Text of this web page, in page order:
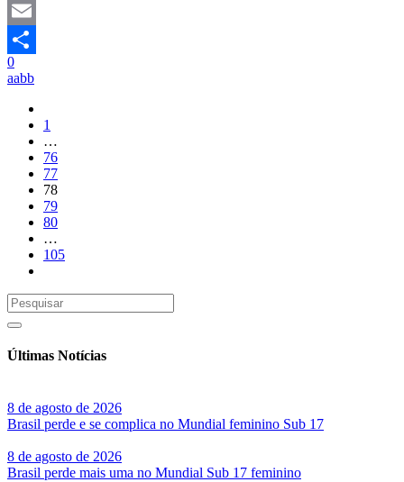
Mastodon
Email
Share
0
aabb
1
…
76
77
78
79
80
…
105
Últimas Notícias
8 de agosto de 2026
Brasil perde e se complica no Mundial feminino Sub 17
8 de agosto de 2026
Brasil perde mais uma no Mundial Sub 17 feminino